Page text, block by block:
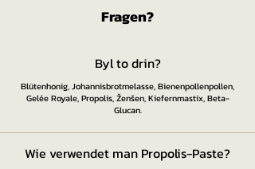
Fragen?​
Byl to drin?
Blütenhonig, Johannisbrotmelasse, Bienenpollenpollen,
Gelée Royale, Propolis, Ženšen, Kiefernmastix, Beta-
Glucan.
Wie verwendet man Propolis-Paste?